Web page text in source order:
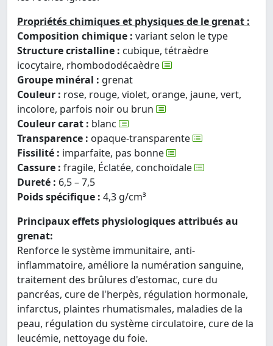
Propriétés chimiques et physiques de le grenat :
Composition chimique : variant selon le type
Structure cristalline : cubique, tétraèdre
icocytaire, rhombododécaèdre
Groupe minéral : grenat
Couleur : rose, rouge, violet, orange, jaune, vert,
incolore, parfois noir ou brun
Couleur carat : blanc
Transparence : opaque-transparente
Fissilité : imparfaite, pas bonne
Cassure : fragile, Éclatée, conchoïdale
Dureté : 6,5 – 7,5
Poids spécifique : 4,3 g/cm³
Principaux effets physiologiques attribués au
grenat:
Renforce le système immunitaire, anti-
inflammatoire, améliore la numération sanguine,
traitement des brûlures d'estomac, cure du
pancréas, cure de l'herpès, régulation hormonale,
infarctus, plaintes rhumatismales, maladies de la
peau, régulation du système circulatoire, cure de la
leucémie, nettoyage du foie.